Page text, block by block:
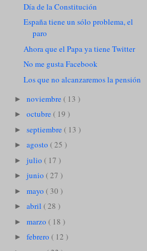
Día de la Constitución
España tiene un sólo problema, el
paro
Ahora que el Papa ya tiene Twitter
No me gusta Facebook
Los que no alcanzaremos la pensión
► noviembre( 13 )
► octubre( 19 )
► septiembre( 13 )
► agosto ( 25 )
► julio ( 17 )
► junio ( 27 )
► mayo ( 30 )
► abril ( 28 )
► marzo ( 18 )
► febrero ( 12 )